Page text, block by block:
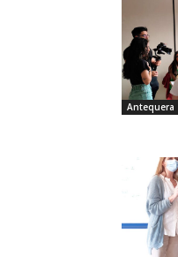
Antequera